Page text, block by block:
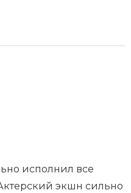
исполнил все
экшн сильно